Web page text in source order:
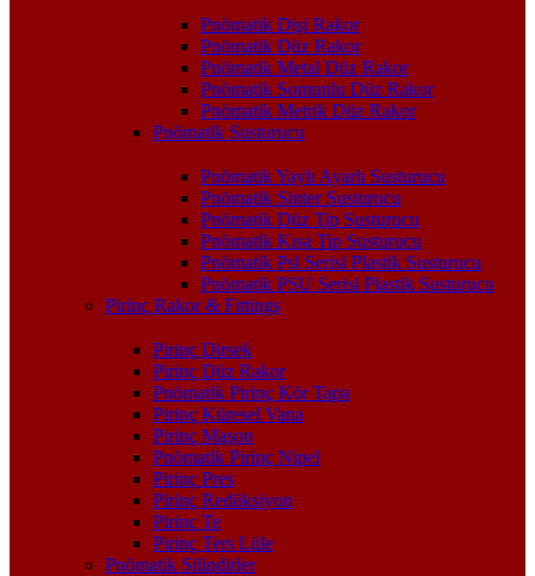
Pnömatik Dişi Rakor
Pnömatik Düz Rakor
Pnömatik Metal Düz Rakor
Pnömatik Somunlu Düz Rakor
Pnömatik Metrik Düz Rakor
Pnömatik Susturucu
Pnömatik Yaylı Ayarlı Susturucu
Pnömatik Sinter Susturucu
Pnömatik Düz Tip Susturucu
Pnömatik Kısa Tip Susturucu
Pnömatik Psl Serisi Plastik Susturucu
Pnömatik PSU Serisi Plastik Susturucu
Pirinç Rakor & Fittings
Pirinç Dirsek
Pirinç Düz Rakor
Pnömatik Pirinç Kör Tapa
Pirinç Küresel Vana
Pirinç Maşon
Pnömatik Pirinç Nipel
Pirinç Pres
Pirinç Redüksiyon
Pirinç Te
Pirinç Ters Lüle
Pnömatik Silindirler